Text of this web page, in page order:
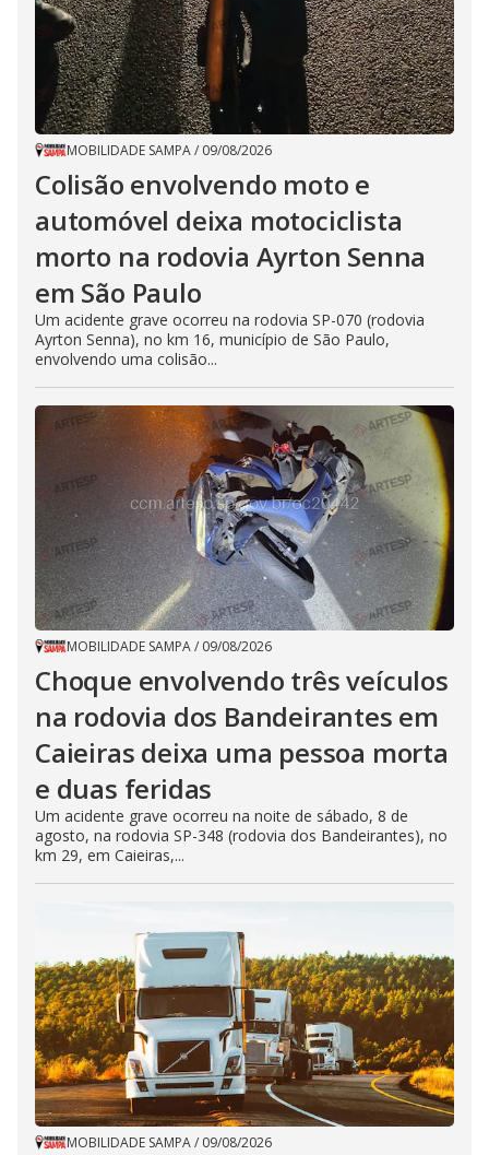
MOBILIDADE SAMPA/ 09/08/2026
Colisão envolvendo moto e
automóvel deixa motociclista
morto na rodovia Ayrton Senna
em São Paulo
Um acidente grave ocorreu na rodovia SP-070 (rodovia
Ayrton Senna), no km 16, município de São Paulo,
envolvendo uma colisão...
MOBILIDADE SAMPA/ 09/08/2026
Choque envolvendo três veículos
na rodovia dos Bandeirantes em
Caieiras deixa uma pessoa morta
e duas feridas
Um acidente grave ocorreu na noite de sábado, 8 de
agosto, na rodovia SP-348 (rodovia dos Bandeirantes), no
km 29, em Caieiras,...
MOBILIDADE SAMPA/ 09/08/2026